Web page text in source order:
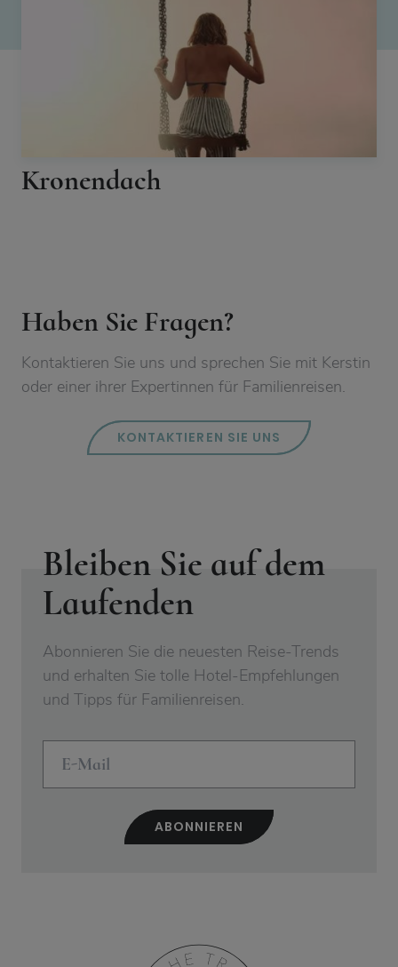
Kronendach
Haben Sie Fragen?
Kontaktieren Sie uns und sprechen Sie mit Kerstin
oder einer ihrer Expertinnen für Familienreisen.
KONTAKTIEREN SIE UNS
Bleiben Sie auf dem
Laufenden
Abonnieren Sie die neuesten Reise-Trends
und erhalten Sie tolle Hotel-Empfehlungen
und Tipps für Familienreisen.